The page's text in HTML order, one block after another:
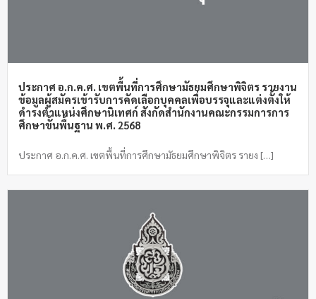
ประกาศ อ.ก.ค.ศ. เขตพื้นที่การศึกษามัธยมศึกษาพิจิตร รายงาน
ข้อมูลผู้สมัครเข้ารับการคัดเลือกบุคคลเพื่อบรรจุและแต่งตั้งให้
ดำรงตำแหน่งศึกษานิเทศก์ สังกัดสำนักงานคณะกรรมการการ
ศึกษาขั้นพื้นฐาน พ.ศ. 2568
ประกาศ อ.ก.ค.ศ. เขตพื้นที่การศึกษามัธยมศึกษาพิจิตร รายง […]